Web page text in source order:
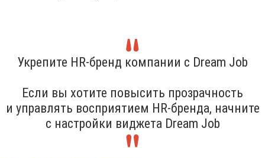
Укрепите HR-бренд компании с Dream Job
Если вы хотите повысить прозрачность
и управлять восприятием HR-бренда, начните
с настройки виджета Dream Job